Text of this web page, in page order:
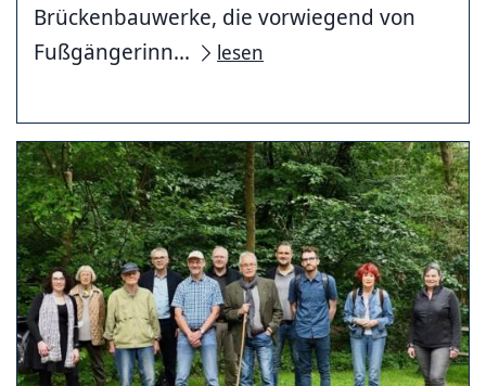
Brückenbauwerke, die vorwiegend von
Fußgängerinn...
lesen